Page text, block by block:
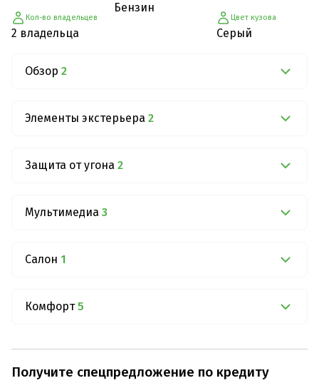
Кол-во владельцев
2 владельца
Бензин
Цвет кузова
Серый
Обзор 2
Элементы экстерьера 2
Защита от угона 2
Мультимедиа 3
Салон 1
Комфорт 5
Получите спецпредложение по кредиту